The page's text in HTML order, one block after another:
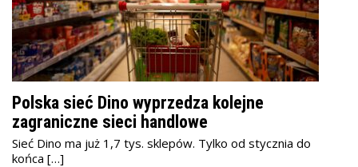
Polska sieć Dino wyprzedza kolejne
zagraniczne sieci handlowe
Sieć Dino ma już 1,7 tys. sklepów. Tylko od stycznia do
końca […]